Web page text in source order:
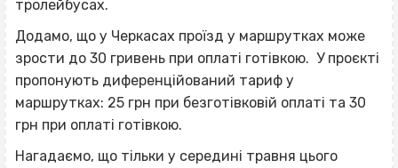
тролейбусах.
Додамо, що у Черкасах проїзд у маршрутках може
зрости до 30 гривень при оплаті готівкою. У проєкті
пропонують диференційований тариф у
маршрутках: 25 грн при безготівковій оплаті та 30
грн при оплаті готівкою.
Нагадаємо, що тільки у середині травня цього